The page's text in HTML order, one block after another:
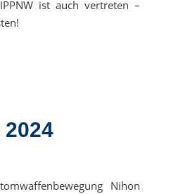
ist auch vertreten –
Nihon